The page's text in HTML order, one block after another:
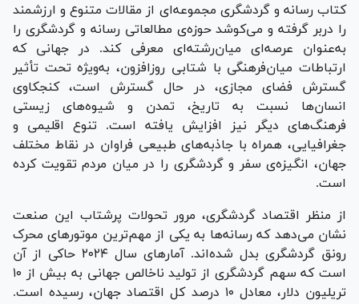
کتاب رسانه و گردشگری مجموعه‌ای از مقالات متنوع و ارزشمند
را دربر گرفته و می‌کوشد حوزه‌ی مطالعاتی رسانه و گردشگری را
به‌عنوان عرصه‌ای میان‌رشته‌ای معرفی کند. در جهانی که
ارتباطات میان‌فرهنگی با شتابی روزافزون، به‌ویژه تحت تأثیر
گسترش فضای مجازی، در حال گسترش است، کنجکاوی
انسان‌ها نسبت به تاریخ، تمدن و شیوه‌های زیستی
فرهنگ‌های دیگر نیز افزایش یافته است. تنوع اقلیمی و
جغرافیایی، همراه با جاذبه‌های طبیعی فراوان در نقاط مختلف
جهان، انگیزه‌ی سفر و گردشگری را در میان مردم تقویت کرده
است.
از منظر اقتصاد گردشگری، مرور تحولات پرشتاب این صنعت
نشان می‌دهد که رسانه‌ها به یکی از مهم‌ترین موتور‌های محرک
رونق گردشگری بدل شده‌اند. آمار‌های سال ۲۰۲۴ حاکی از آن
است که سهم گردشگری از تولید ناخالص جهانی به بیش از ۱۰
تریلیون دلار، معادل ۱۰ درصد کل اقتصاد جهان، رسیده است.